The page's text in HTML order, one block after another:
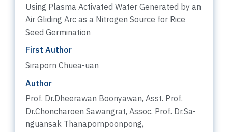
Using Plasma Activated Water Generated by an
Air Gliding Arc as a Nitrogen Source for Rice
Seed Germination
First Author
Siraporn Chuea-uan
Author
Prof. Dr.Dheerawan Boonyawan, Asst. Prof.
Dr.Choncharoen Sawangrat, Assoc. Prof. Dr.Sa-
nguansak Thanapornpoonpong,